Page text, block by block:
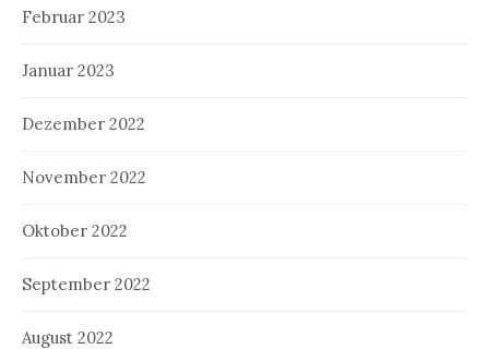
Februar 2023
Januar 2023
Dezember 2022
November 2022
Oktober 2022
September 2022
August 2022